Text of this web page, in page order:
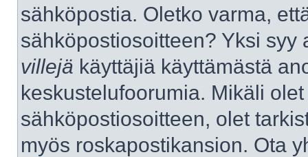
sähköpostia. Oletko varma,
sähköpostiosoitteen? Yksi
villejä käyttäjiä käyttämästä
keskustelufoorumia. Mikäli
sähköpostiosoitteen, olet
myös roskapostikansion. Ota